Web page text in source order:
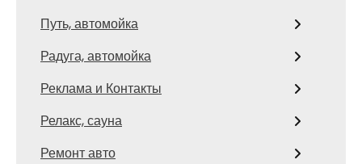
Путь, автомойка
Радуга, автомойка
Реклама и Контакты
Релакс, сауна
Ремонт авто